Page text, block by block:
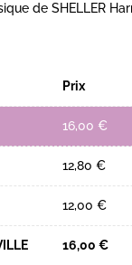
de SHELLER
Prix
16,00 €
12,80 €
12,00 €
16,00 €